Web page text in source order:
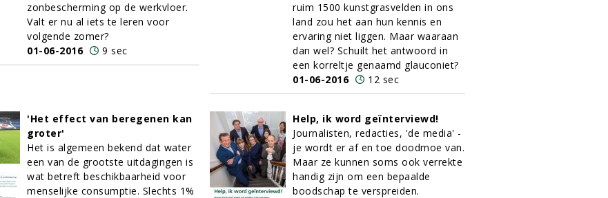
zonbescherming op de werkvloer.
Valt er nu al iets te leren voor
volgende zomer?
01-06-2016
9 sec
ruim 1500 kunstgrasvelden in ons
land zou het aan hun kennis en
ervaring niet liggen. Maar waaraan
dan wel? Schuilt het antwoord in
een korreltje genaamd glauconiet?
01-06-2016
12 sec
'Het effect van beregenen kan
groter'
Het is algemeen bekend dat water
een van de grootste uitdagingen is
wat betreft beschikbaarheid voor
menselijke consumptie. Slechts 1%
Help, ik word geïnterviewd!
Journalisten, redacties, 'de media' -
je wordt er af en toe doodmoe van.
Maar ze kunnen soms ook verrekte
handig zijn om een bepaalde
boodschap te verspreiden.